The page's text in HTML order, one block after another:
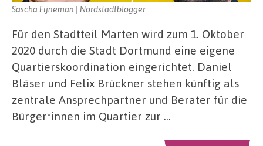
Sascha Fijneman | Nordstadtblogger
Für den Stadtteil Marten wird zum 1. Oktober
2020 durch die Stadt Dortmund eine eigene
Quartierskoordination eingerichtet. Daniel
Bläser und Felix Brückner stehen künftig als
zentrale Ansprechpartner und Berater für die
Bürger*innen im Quartier zur …